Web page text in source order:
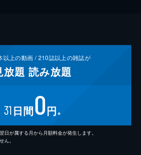
以上の動画 /210誌以上の雑誌が
放題 読み放題
31 日間0円 ※
日が属する月から月額料金が発生します。
ん。